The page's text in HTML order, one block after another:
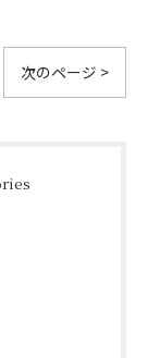
次のページ >